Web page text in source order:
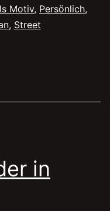
Motiv, Persönlich,
, Street
in